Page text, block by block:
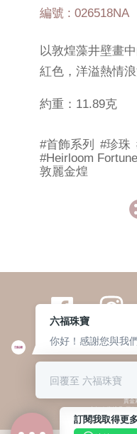
編號 : 026518NA
以敦煌藻井壁畫
紅色，洋溢熱情
約重：11.89克
#首飾系列 #珍珠
#Heirloom
敦麗金煌
繁體
© 六福集團
貴金
(六福企業禮品(國
六福電子商貿有
貴金
訂閱我取得更
六福珠寶
你好！感謝您與我
回覆至 六福珠寶